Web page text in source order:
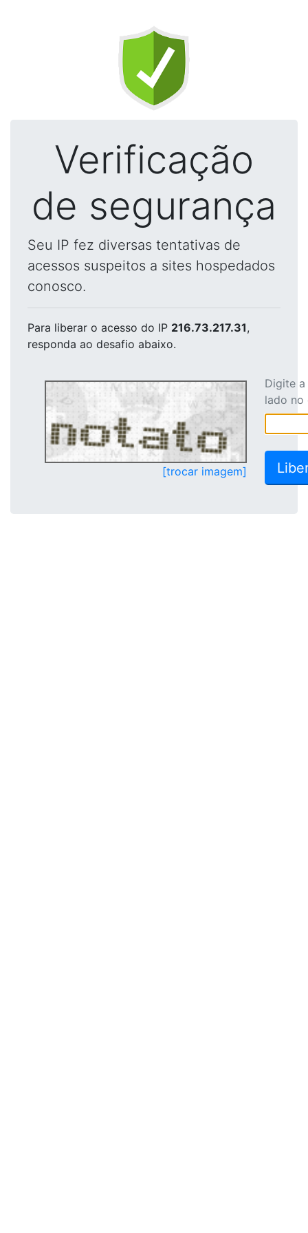
Verificação
de segurança
Seu IP fez diversas tentativas de
acessos suspeitos a sites hospedados
conosco.
Para liberar o acesso do IP 216.73.217.31,
responda ao desafio abaixo.
[trocar imagem]
Digite
lado no